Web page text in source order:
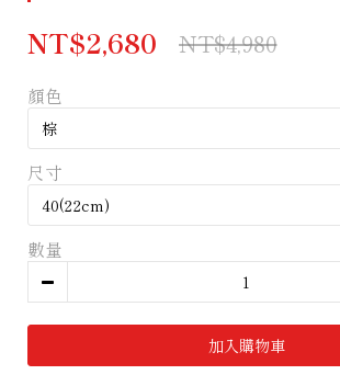
NT$2,680 NT$4,980
顏色
尺寸
數量
加入購物車